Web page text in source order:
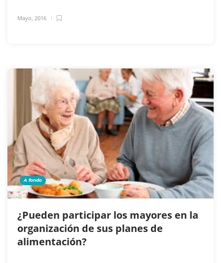
Mayo, 2016
A fondo
¿Pueden participar los mayores en la
organización de sus planes de
alimentación?